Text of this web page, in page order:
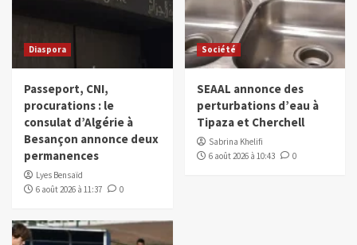
Diaspora
Passeport, CNI,
procurations : le
consulat d’Algérie à
Besançon annonce deux
permanences
Lyes Bensaïd
6 août 2026 à 11:37
0
Société
SEAAL annonce des
perturbations d’eau à
Tipaza et Cherchell
Sabrina Khelifi
6 août 2026 à 10:43
0